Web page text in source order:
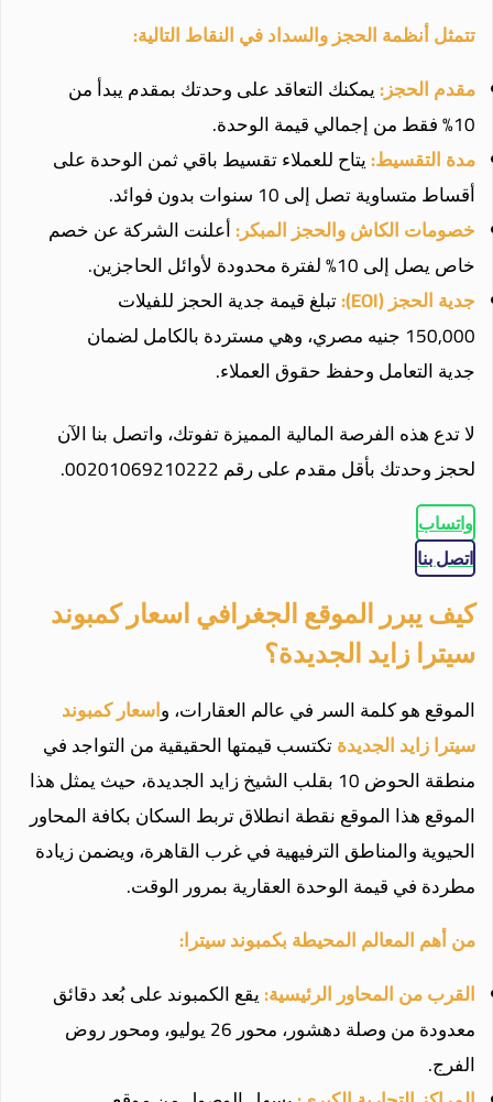
تتمثل أنظمة الحجز والسداد في النقاط التالية:
مقدم الحجز:يمكنك التعاقد على وحدتك بمقدم يبدأ من
10% فقط من إجمالي قيمة الوحدة.
مدة التقسيط:يتاح للعملاء تقسيط باقي ثمن الوحدة على
أقساط متساوية تصل إلى 10 سنوات بدون فوائد.
خصومات الكاش والحجز المبكر:أعلنت الشركة عن خصم
خاص يصل إلى 10% لفترة محدودة لأوائل الحاجزين.
جدية الحجز (EOI):
تبلغ قيمة جدية الحجز للفيلات
150,000 جنيه مصري، وهي مستردة بالكامل لضمان
جدية التعامل وحفظ حقوق العملاء.
لا تدع هذه الفرصة المالية المميزة تفوتك، واتصل بنا الآن
لحجز وحدتك بأقل مقدم على رقم 00201069210222.
واتساب
اتصل بنا
كيف يبرر الموقع الجغرافي اسعار كمبوند
سيترا زايد الجديدة؟
الموقع هو كلمة السر في عالم العقارات، واسعار كمبوند
سيترا زايد الجديدةتكتسب قيمتها الحقيقية من التواجد في
منطقة الحوض 10 بقلب الشيخ زايد الجديدة، حيث يمثل هذا
الموقع هذا الموقع نقطة انطلاق تربط السكان بكافة المحاور
الحيوية والمناطق الترفيهية في غرب القاهرة، ويضمن زيادة
مطردة في قيمة الوحدة العقارية بمرور الوقت.
من أهم المعالم المحيطة بكمبوند سيترا:
القرب من المحاور الرئيسية:يقع الكمبوند على بُعد دقائق
معدودة من وصلة دهشور، محور 26 يوليو، ومحور روض
الفرج.